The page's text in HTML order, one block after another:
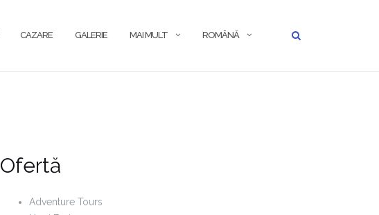
CAZARE GALERIE MAI MULT ROMÂNĂ
Ofertă
Adventure Tours